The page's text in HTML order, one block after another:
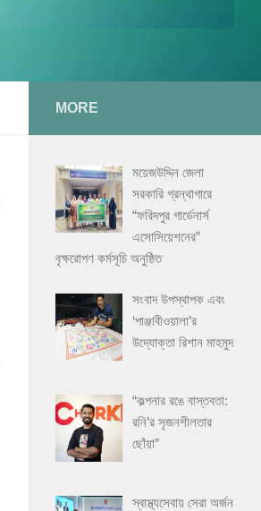
MORE
ময়েজউদ্দিন জেলা
সরকারি গ্রন্থাগারে
“ফরিদপুর গার্ডেনার্স
এসোসিয়েশনের”
বৃক্ষরোপণ কর্মসূচি অনুষ্ঠিত
সংবাদ উপস্থাপক এবং
‘পাঞ্জাবীওয়ালা’র
উদ্যোক্তা রিশান মাহমুদ
“কল্পনার রঙে বাস্তবতা:
রনি’র সৃজনশীলতার
ছোঁয়া”
স্বাস্থ্যসেবায় সেরা অর্জন